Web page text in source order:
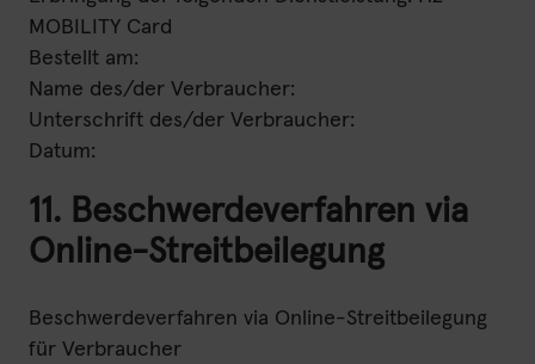
MOBILITY Card
Bestellt am:
Name des/der Verbraucher:
Unterschrift des/der Verbraucher:
Datum:
11. Beschwerdeverfahren via
Online-Streitbeilegung
Beschwerdeverfahren via Online-Streitbeilegung
für Verbraucher